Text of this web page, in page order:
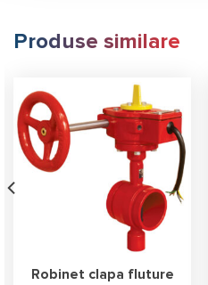
Produse similare
Robinet clapa fluture